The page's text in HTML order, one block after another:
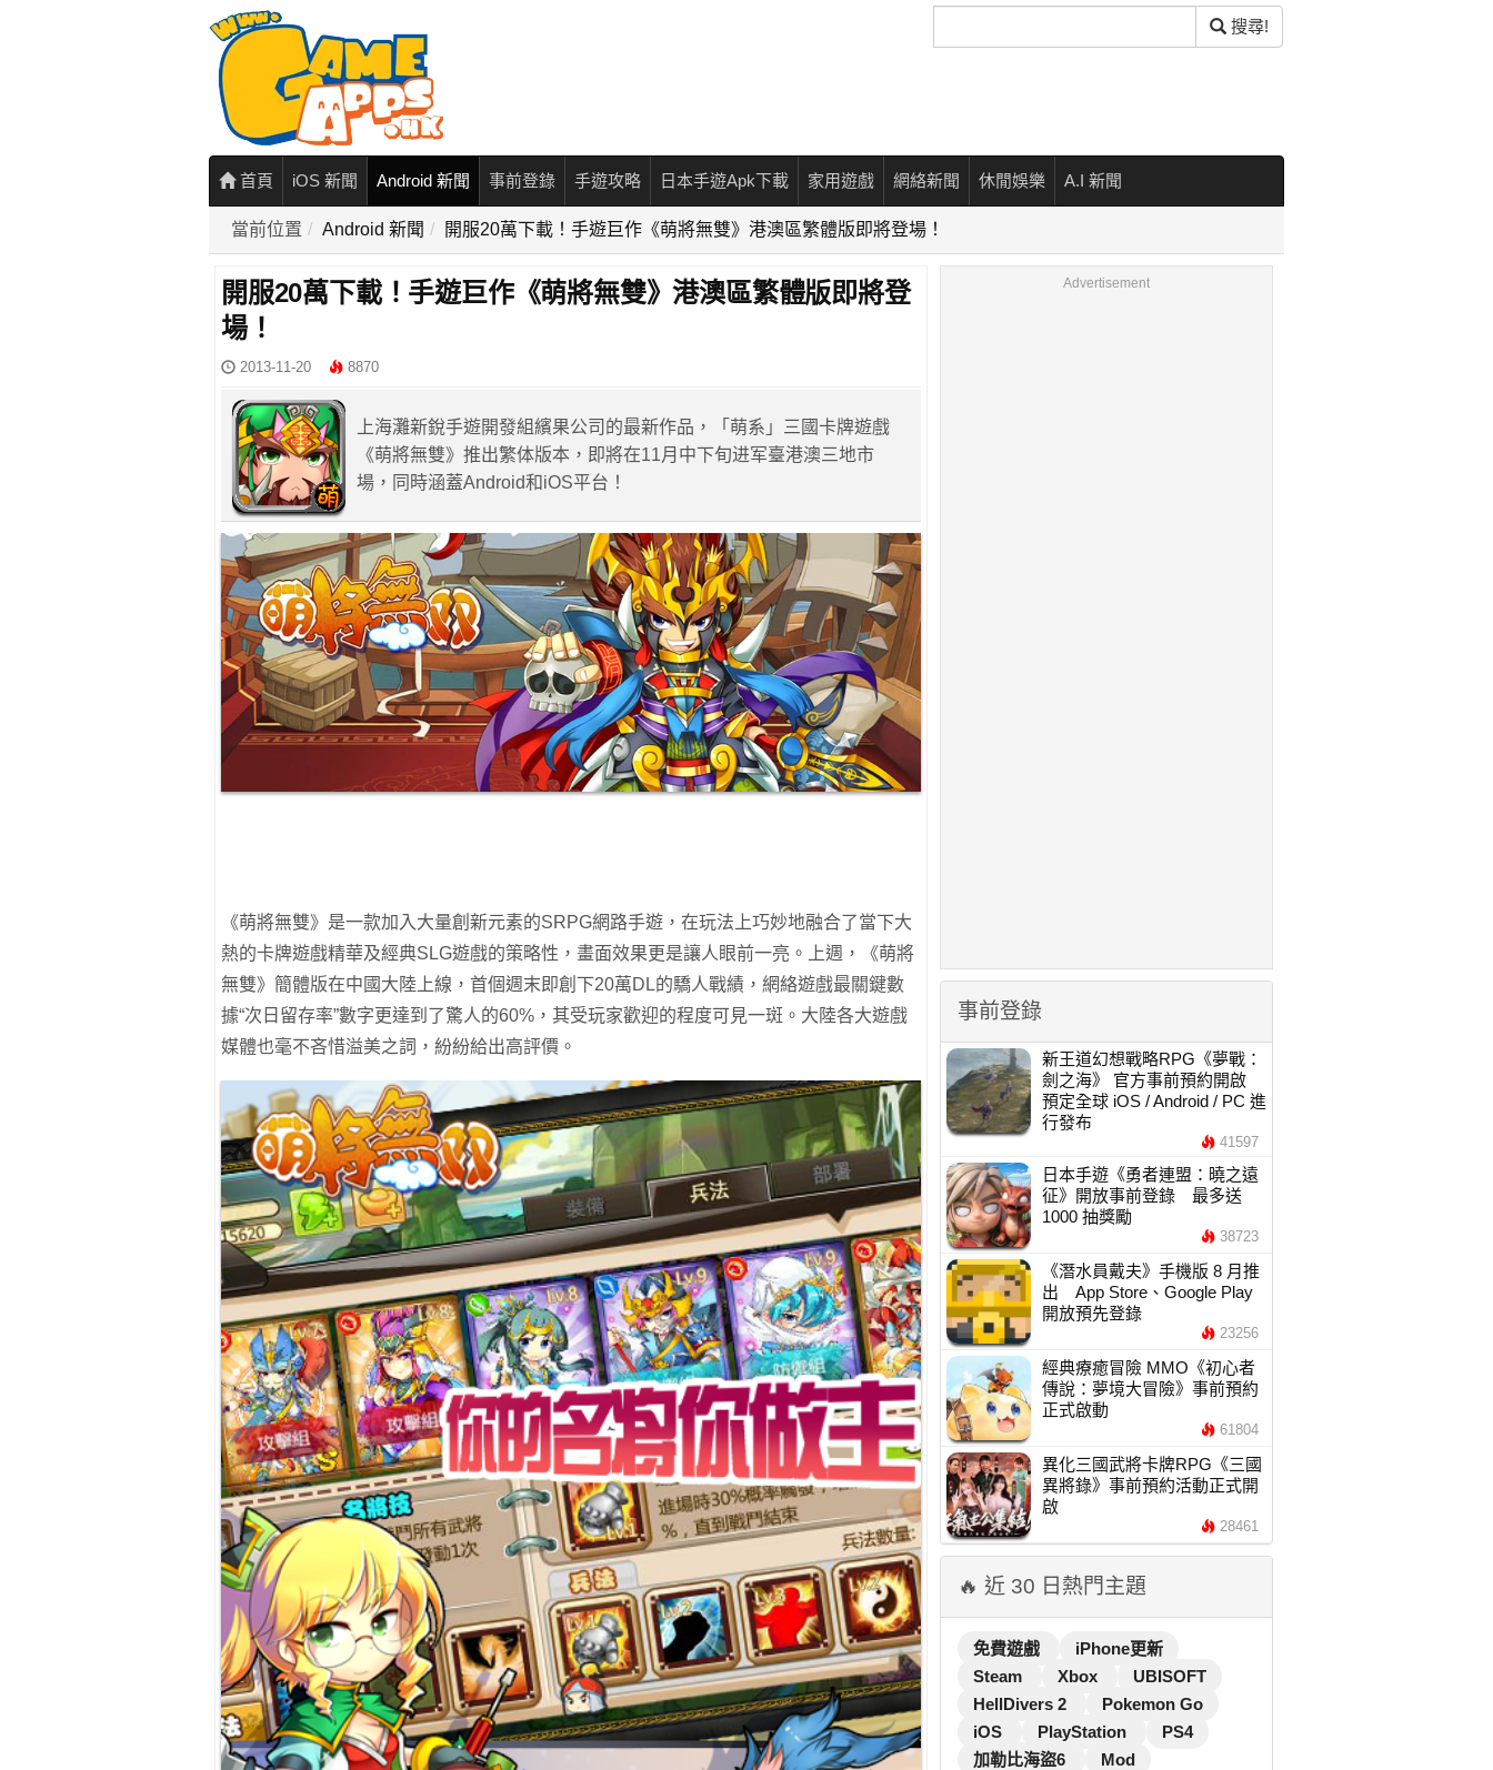
尋
搜尋!
首頁 iOS 新聞 Android 新聞 事前登錄 手遊攻略 日本手遊Apk下載 家用遊戲 網絡新聞 休閒娛樂 A.I 新聞
當前位置 Android 新聞 開服20萬下載！手遊巨作《萌將無雙》港澳區繁體版即將登場！
開服20萬下載！手遊巨作《萌將無雙》港澳區繁體版即將登
場！
2013-11-20 8870
上海灘新銳手遊開發組繽果公司的最新作品，「萌系」三國卡牌遊戲
《萌將無雙》推出繁体版本，即將在11月中下旬进军臺港澳三地市
場，同時涵蓋Android和iOS平台！
《萌將無雙》是一款加入大量創新元素的SRPG網路手遊，在玩法上巧妙地融合了當下大
熱的卡牌遊戲精華及經典SLG遊戲的策略性，畫面效果更是讓人眼前一亮。上週，《萌將
無雙》簡體版在中國大陸上線，首個週末即創下20萬DL的驕人戰績，網絡遊戲最關鍵數
據“次日留存率”數字更達到了驚人的60%，其受玩家歡迎的程度可見一斑。大陸各大遊戲
媒體也毫不吝惜溢美之詞，紛紛給出高評價。
Advertisement
事前登錄
新王道幻想戰略RPG《夢戰：
劍之海》 官方事前預約開啟
預定全球 iOS / Android / PC 進
行發布
41597
日本手遊《勇者連盟：曉之遠
征》開放事前登錄 最多送
1000 抽獎勵
38723
《潛水員戴夫》手機版 8 月推
出 App Store、Google Play
開放預先登錄
23256
經典療癒冒險 MMO《初心者
傳說：夢境大冒險》事前預約
正式啟動
61804
異化三國武將卡牌RPG《三國
異將錄》事前預約活動正式開
啟
28461
🔥 近 30 日熱門主題
免費遊戲
iPhone更新
Steam
Xbox
UBISOFT
HellDivers 2
Pokemon Go
iOS
PlayStation
PS4
加勒比海盜6
Mod